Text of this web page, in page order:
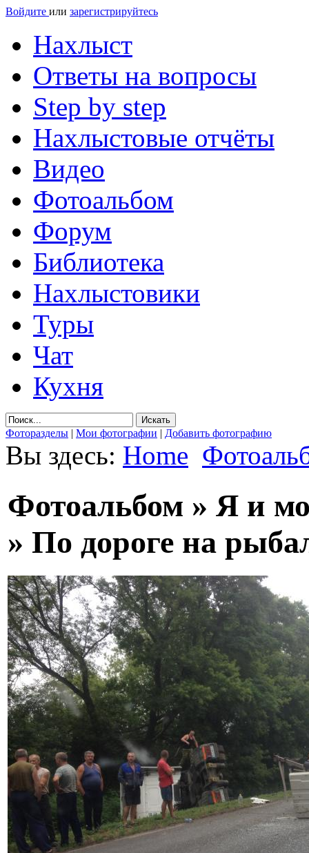
Войдите или зарегистрируйтесь
Нахлыст
Ответы на вопросы
Step by step
Нахлыстовые отчёты
Видео
Фотоальбом
Форум
Библиотека
Нахлыстовики
Туры
Чат
Кухня
Фоторазделы | Мои фотографии | Добавить фотографию
Вы здесь: Home
Фотоальбом » Я и
» По дороге на